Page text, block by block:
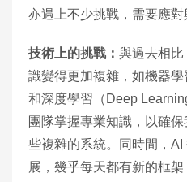
亦遇上不少挑戰，需要應對
技術上的挑戰： 與過去相比
識變得更加複雜，如機器學
和深度學習（Deep
團隊掌握專業知識，以確
些複雜的系統。同時間，
展，幾乎每天都有新的框